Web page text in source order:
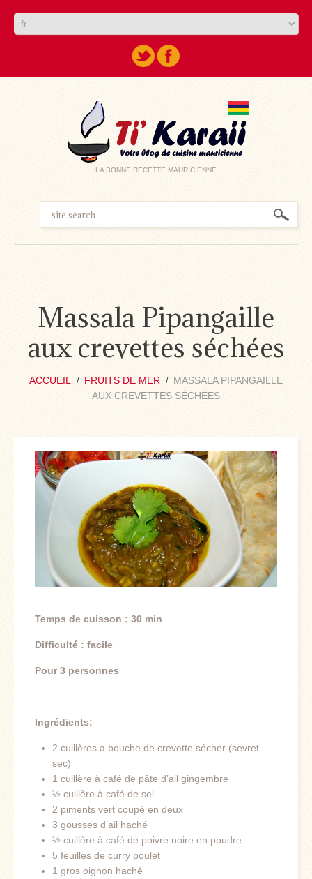
LA BONNE RECETTE MAURICIENNE
Massala Pipangaille
aux crevettes séchées
ACCUEIL FRUITS DE MER
MASSALA PIPANGAILLE
AUX CREVETTES SÉCHÉES
Temps de cuisson : 30 min
Difficulté : facile
Pour 3 personnes
Ingrédients:
2 cuillères a bouche de crevette sécher (sevret
sec)
1 cuillère à café de pâte d’ail gingembre
½ cuillère à café de sel
2 piments vert coupé en deux
3 gousses d’ail haché
½ cuillère à café de poivre noire en poudre
5 feuilles de curry poulet
1 gros oignon haché